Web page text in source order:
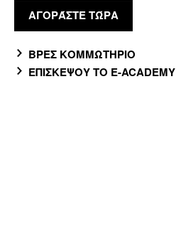
ΑΓΟΡΆΣΤΕ ΤΏΡΑ
ΒΡΕΣ ΚΟΜΜΩΤΗΡΙΟ
ΕΠΙΣΚΕΨΟΥ ΤΟ E-ACADEMY